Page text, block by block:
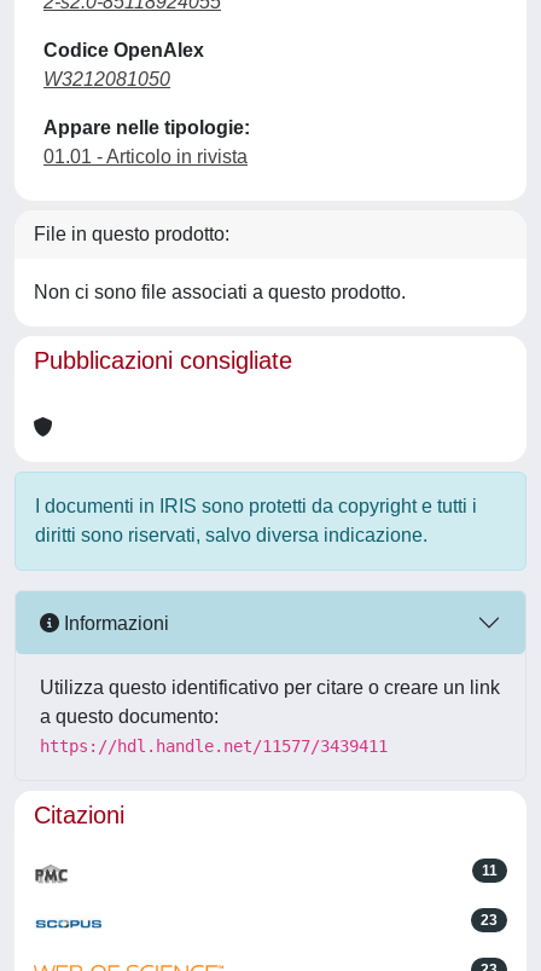
Codice OpenAlex
W3212081050
Appare nelle tipologie:
01.01 - Articolo in rivista
File in questo prodotto:
Non ci sono file associati a questo prodotto.
Pubblicazioni consigliate
I documenti in IRIS sono protetti da copyright e tutti i
diritti sono riservati, salvo diversa indicazione.
Informazioni
Utilizza questo identificativo per citare o creare un link
a questo documento:
https://hdl.handle.net/11577/3439411
Citazioni
11
23